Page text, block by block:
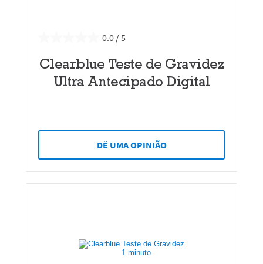
0.0
Clearblue Teste de Gravidez
Ultra Antecipado Digital
DÊ UMA OPINIÃO